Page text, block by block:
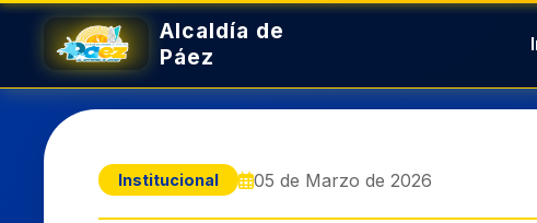
Institucional 05 de Marzo de 2026